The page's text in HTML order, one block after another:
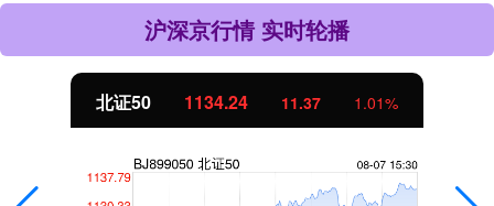
沪深京行情 实时轮播
北证50 1134.24 11.37 1.01%